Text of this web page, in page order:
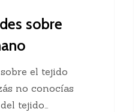
sobre
el tejido
no conocías
tejido…